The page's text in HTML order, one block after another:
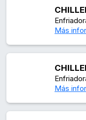
Más
Más